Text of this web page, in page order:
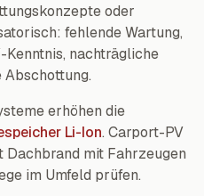
oder
fehlende Wartung,
nachträgliche
Abschottung.
erhöhen die
Li-Ion. Carport-PV
mit Fahrzeugen
im Umfeld prüfen.